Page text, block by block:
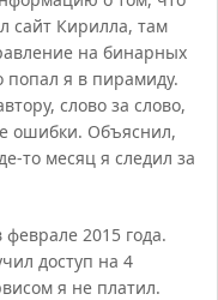
сайт Кирилла, там
на бинарных
попал я в пирамиду.
слово за слово,
ошибки. Объяснил,
то месяц я следил за
2015 года.
доступ на 4
я не платил.